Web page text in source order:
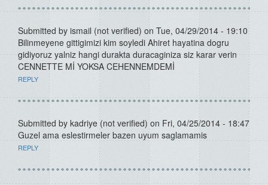
Submitted by ismail (not verified) on Tue, 04/29/2014 - 19:10
Bilinmeyene gittigimizi kim soyledi Ahiret hayatina dogru
gidiyoruz yalniz hangi durakta duracaginiza siz karar verin
CENNETTE Mİ YOKSA CEHENNEMDEMİ
REPLY
Submitted by kadriye (not verified) on Fri, 04/25/2014 - 18:47
Guzel ama eslestirmeler bazen uyum saglamamis
REPLY